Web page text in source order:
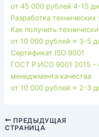
от 45 000 рублей 4-15
Разработка технических
Как получить
от 10 000 рублей ≈ 3-5
Сертификат ISO 9001
ГОСТ Р ИСО 9001 2015 -
менеджмента качества
от 10 000 рублей ≈ 2-3
Навигация
по
ПРЕДЫДУЩАЯ
СТРАНИЦА